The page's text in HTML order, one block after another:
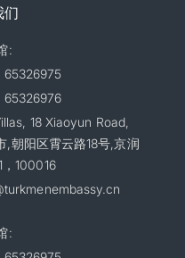
们
:
65326975
65326976
18 Xiaoyun Road,
,朝阳区霄云路18号,京润
100016
: